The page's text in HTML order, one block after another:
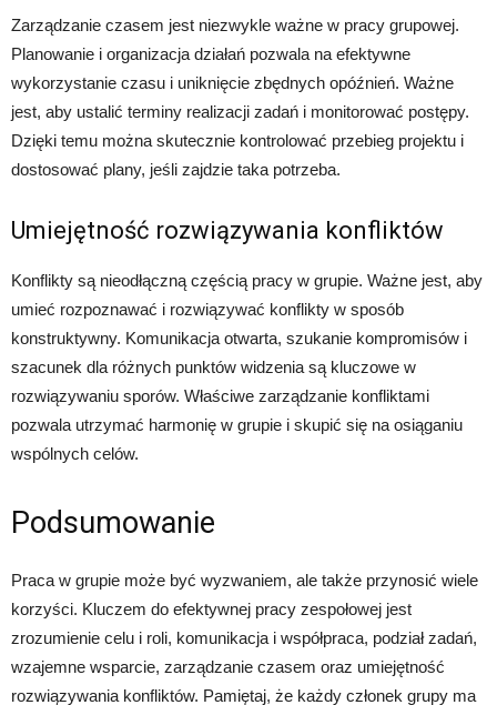
Zarządzanie czasem jest niezwykle ważne w pracy grupowej.
Planowanie i organizacja działań pozwala na efektywne
wykorzystanie czasu i uniknięcie zbędnych opóźnień. Ważne
jest, aby ustalić terminy realizacji zadań i monitorować postępy.
Dzięki temu można skutecznie kontrolować przebieg projektu i
dostosować plany, jeśli zajdzie taka potrzeba.
Umiejętność rozwiązywania konfliktów
Konflikty są nieodłączną częścią pracy w grupie. Ważne jest, aby
umieć rozpoznawać i rozwiązywać konflikty w sposób
konstruktywny. Komunikacja otwarta, szukanie kompromisów i
szacunek dla różnych punktów widzenia są kluczowe w
rozwiązywaniu sporów. Właściwe zarządzanie konfliktami
pozwala utrzymać harmonię w grupie i skupić się na osiąganiu
wspólnych celów.
Podsumowanie
Praca w grupie może być wyzwaniem, ale także przynosić wiele
korzyści. Kluczem do efektywnej pracy zespołowej jest
zrozumienie celu i roli, komunikacja i współpraca, podział zadań,
wzajemne wsparcie, zarządzanie czasem oraz umiejętność
rozwiązywania konfliktów. Pamiętaj, że każdy członek grupy ma